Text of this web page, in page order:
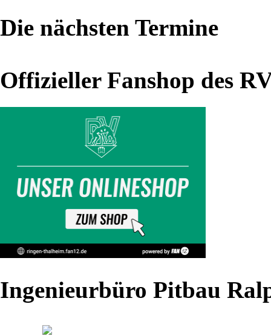
Die nächsten Termine
Offizieller Fanshop des
Ingenieurbüro Pitbau
für
Sachsen-
Amazonen
Saarland
Ringen:
junges
Freistaat-
Team